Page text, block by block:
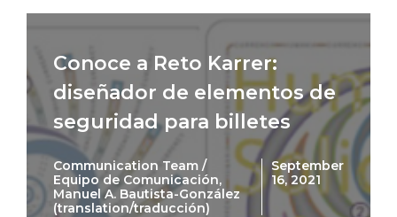
Conoce a Reto Karrer:
diseñador de elementos de
seguridad para billetes
Communication Team /
Equipo de Comunicación,
Manuel A. Bautista-González
(translation/traducción)
September
16, 2021